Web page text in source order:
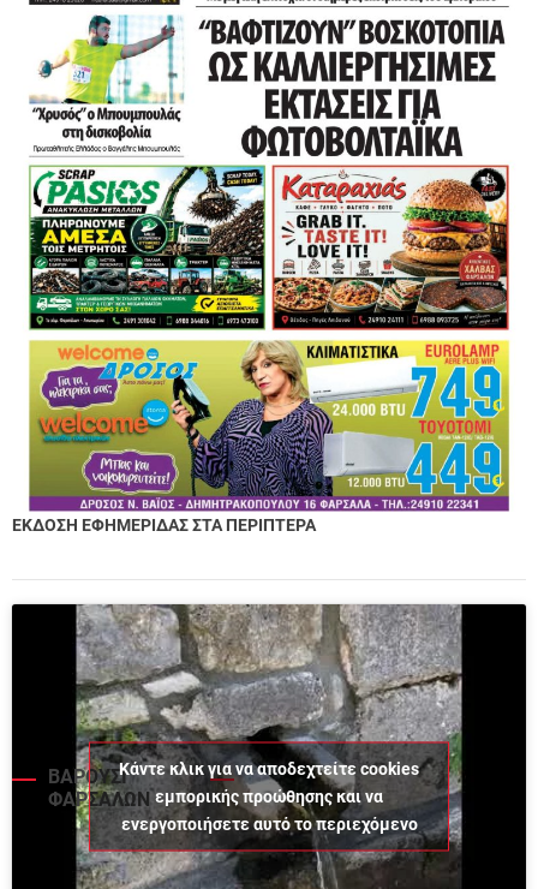
ΕΚΔΟΣΗ ΕΦΗΜΕΡΙΔΑΣ ΣΤΑ ΠΕΡΙΠΤΕΡΑ
ΒΑΡΟΥΣΙ
ΦΑΡΣΑΛΩΝ
Κάντε κλικ για να αποδεχτείτε cookies
εμπορικής προώθησης και να
ενεργοποιήσετε αυτό το περιεχόμενο